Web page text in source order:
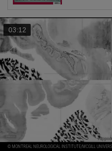
03:12
© MONTREAL NEUROLOGICAL INSTITUTE/MCGILL